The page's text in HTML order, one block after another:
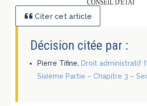
Citer cet article
Décision citée par :
Pierre Tifine, Droit administratif
Sixième Partie – Chapitre 3 –